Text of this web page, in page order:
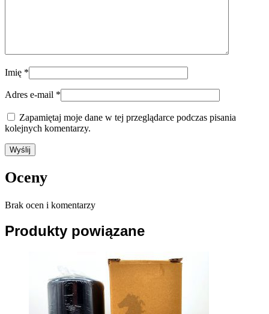
Imię *
Adres e-mail *
Zapamiętaj moje dane w tej przeglądarce podczas pisania
kolejnych komentarzy.
Oceny
Brak ocen i komentarzy
Produkty powiązane